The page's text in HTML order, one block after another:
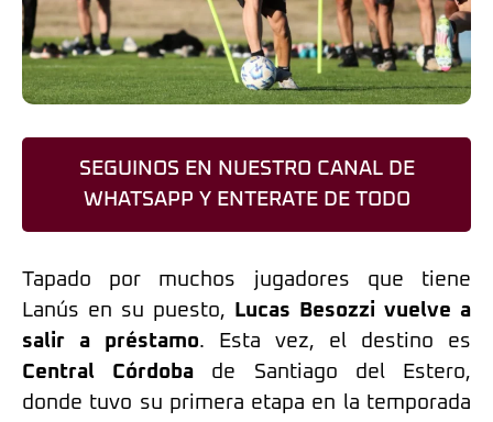
SEGUINOS EN NUESTRO CANAL DE
WHATSAPP Y ENTERATE DE TODO
Tapado por muchos jugadores que tiene
Lanús en su puesto,
Lucas Besozzi vuelve a
salir a préstamo. Esta vez, el destino es
Central Córdoba de Santiago del Estero,
donde tuvo su primera etapa en la temporada